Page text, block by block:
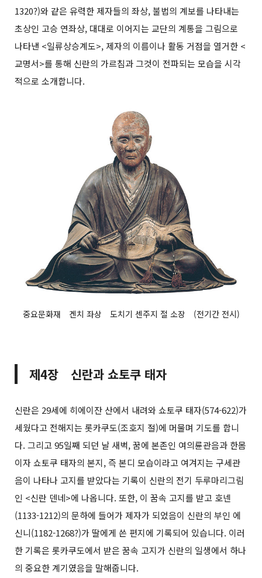
1320?)와 같은 유력한 제자들의 좌상, 불법의 계보를 나타내는
초상인 고승 연좌상, 대대로 이어지는 교단의 계통을 그림으로
나타낸 <일류상승계도>, 제자의 이름이나 활동 거점을 열거한 <
교명서>를 통해 신란의 가르침과 그것이 전파되는 모습을 시각
적으로 소개합니다.
중요문화재 겐치 좌상 도치기 센주지 절 소장 (전기간 전시)
제4장 신란과 쇼토쿠 태자
신란은 29세에 히에이잔 산에서 내려와 쇼토쿠 태자(574-622)가
세웠다고 전해지는 롯카쿠도(조호지 절)에 머물며 기도를 합니
다. 그리고 95일째 되던 날 새벽, 꿈에 본존인 여의륜관음과 한몸
이자 쇼토쿠 태자의 본지, 즉 본디 모습이라고 여겨지는 구세관
음이 나타나 고지를 받았다는 기록이 신란의 전기 두루마리그림
인 <신란 덴네>에 나옵니다. 또한, 이 꿈속 고지를 받고 호넨
(1133-1212)의 문하에 들어가 제자가 되었음이 신란의 부인 에
신니(1182-1268?)가 딸에게 쓴 편지에 기록되어 있습니다. 이러
한 기록은 롯카쿠도에서 받은 꿈속 고지가 신란의 일생에서 하나
의 중요한 계기였음을 말해줍니다.